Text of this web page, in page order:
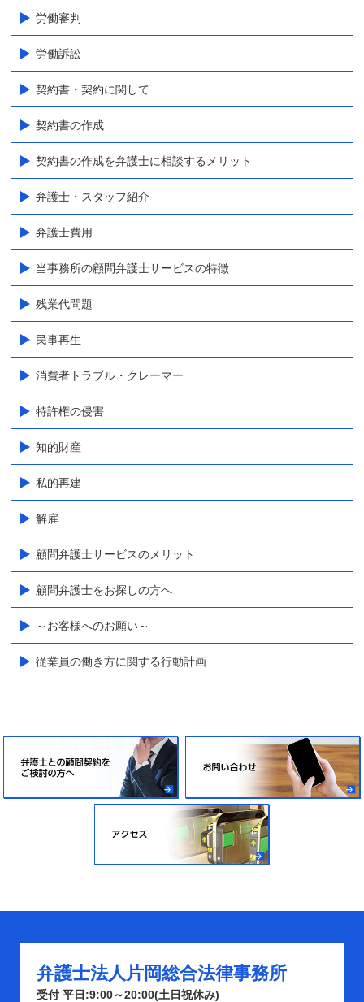
労働審判
労働訴訟
契約書・契約に関して
契約書の作成
契約書の作成を弁護士に相談するメリット
弁護士・スタッフ紹介
弁護士費用
当事務所の顧問弁護士サービスの特徴
残業代問題
民事再生
消費者トラブル・クレーマー
特許権の侵害
知的財産
私的再建
解雇
顧問弁護士サービスのメリット
顧問弁護士をお探しの方へ
～お客様へのお願い～
従業員の働き方に関する行動計画
弁護士法人片岡総合法律事務所
受付 平日:9:00～20:00(土日祝休み)